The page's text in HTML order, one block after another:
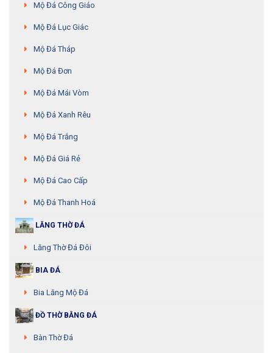
Mộ Đá Công Giáo
Mộ Đá Lục Giác
Mộ Đá Tháp
Mộ Đá Đơn
Mộ Đá Mái Vòm
Mộ Đá Xanh Rêu
Mộ Đá Trắng
Mộ Đá Giá Rẻ
Mộ Đá Cao Cấp
Mộ Đá Thanh Hoá
LĂNG THỜ ĐÁ
Lăng Thờ Đá Đôi
BIA ĐÁ
Bia Lăng Mộ Đá
ĐỒ THỜ BẰNG ĐÁ
Bàn Thờ Đá